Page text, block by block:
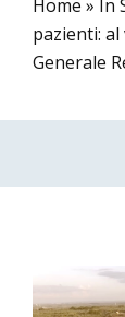
Home » In
pazienti:
Generale